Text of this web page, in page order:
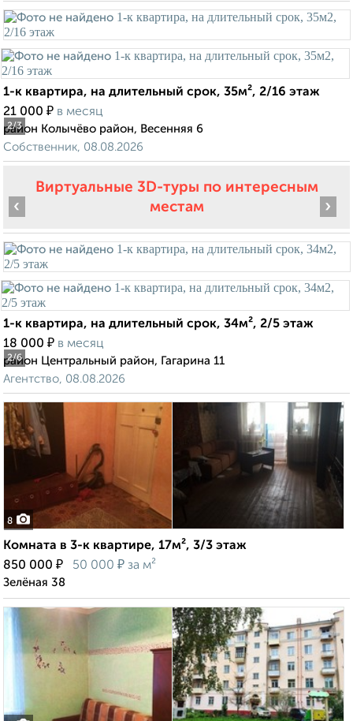
2/3
1-к квартира, на длительный срок, 35м², 2/16 этаж
21 000 ₽ в месяц
район Колычёво район, Весенняя 6
Собственник, 08.08.2026
Виртуальные 3D-туры по интересным
местам
2/6
‹ ›
1-к квартира, на длительный срок, 34м², 2/5 этаж
18 000 ₽ в месяц
район Центральный район, Гагарина 11
Агентство, 08.08.2026
8
Комната в 3-к квартире, 17м², 3/3 этаж
850 000 ₽ 50 000 ₽ за м²
Зелёная 38